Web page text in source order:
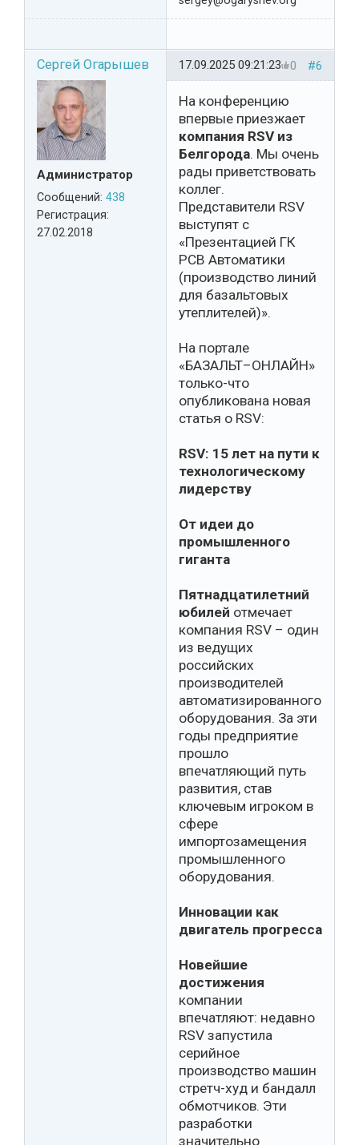
Сергей Огарышев
Администратор
Сообщений: 438
Регистрация:
27.02.2018
#6
0
17.09.2025 09:21:23
На конференцию
впервые приезжает
компания RSV из
Белгорода. Мы очень
рады приветствовать
коллег.
Представители RSV
выступят с
«Презентацией ГК
РСВ Автоматики
(производство линий
для базальтовых
утеплителей)».
На портале
«БАЗАЛЬТ–ОНЛАЙН»
только-что
опубликована новая
статья о RSV:
RSV: 15 лет на пути к
технологическому
лидерству
От идеи до
промышленного
гиганта
Пятнадцатилетний
юбилей отмечает
компания RSV – один
из ведущих
российских
производителей
автоматизированного
оборудования. За эти
годы предприятие
прошло
впечатляющий путь
развития, став
ключевым игроком в
сфере
импортозамещения
промышленного
оборудования.
Инновации как
двигатель прогресса
Новейшие
достижения
компании
впечатляют: недавно
RSV запустила
серийное
производство машин
стретч-худ и бандалл
обмотчиков. Эти
разработки
значительно